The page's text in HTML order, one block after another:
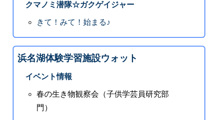
クマノミ潜隊☆ガクゲイジャー
きて！みて！始まる♪
浜名湖体験学習施設ウォット
イベント情報
春の生き物観察会（子供学芸員研究部
門）